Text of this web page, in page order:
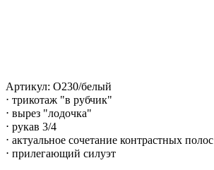
Артикул: О230/белый
⋅ трикотаж "в рубчик"
⋅ вырез "лодочка"
⋅ рукав 3/4
⋅ актуальное сочетание контрастных полос
⋅ прилегающий силуэт